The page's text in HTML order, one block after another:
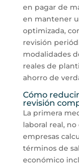
en pagar de
en mantener
optimizada,
revisión
modalidades
reales de
ahorro de
Cómo
revisión
La primera
laboral real,
empresas
términos de
económico